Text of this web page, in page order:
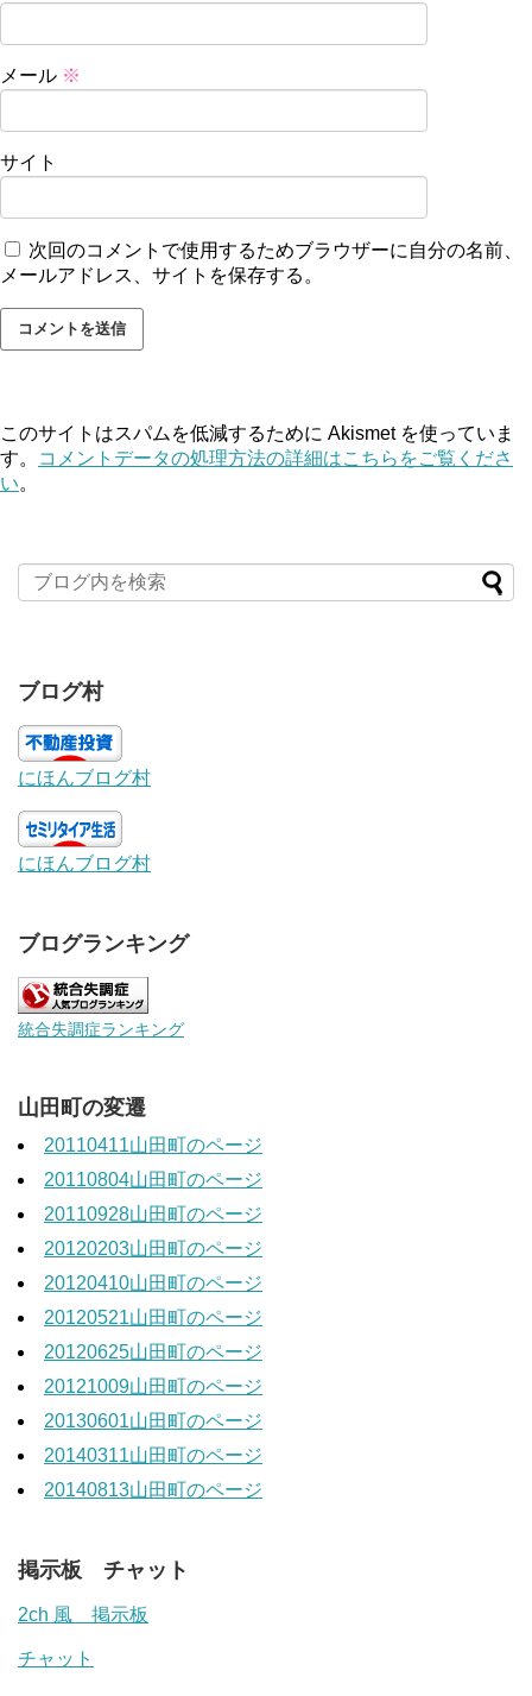
メール ※
サイト
次回のコメントで使用するためブラウザーに自分の名前、
メールアドレス、サイトを保存する。
このサイトはスパムを低減するために Akismet を使っていま
す。
コメントデータの処理方法の詳細はこちらをご覧くださ
い。
ブログ村
にほんブログ村
にほんブログ村
ブログランキング
統合失調症ランキング
山田町の変遷
20110411山田町のページ
20110804山田町のページ
20110928山田町のページ
20120203山田町のページ
20120410山田町のページ
20120521山田町のページ
20120625山田町のページ
20121009山田町のページ
20130601山田町のページ
20140311山田町のページ
20140813山田町のページ
掲示板 チャット
2ch 風 掲示板
チャット